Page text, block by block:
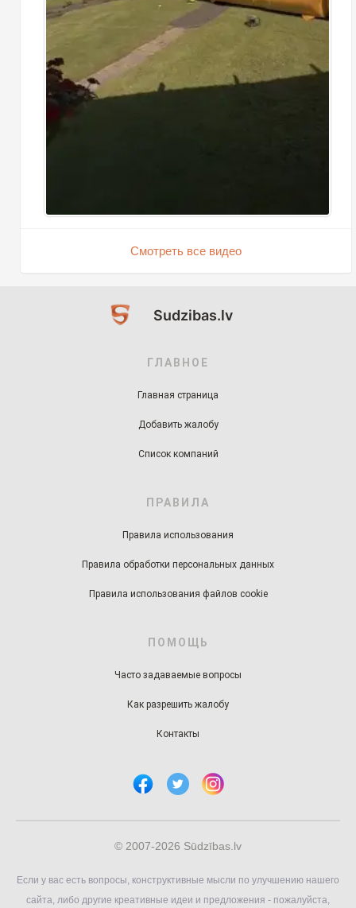
Смотреть все видео
Sudzibas.lv
ГЛАВНОЕ
Главная страница
Добавить жалобу
Список компаний
ПРАВИЛА
Правила использования
Правила обработки персональных данных
Правила использования файлов cookie
ПОМОЩЬ
Часто задаваемые вопросы
Как разрешить жалобу
Контакты
© 2007-2026 Sūdzības.lv
Если у вас есть вопросы, конструктивные мысли по улучшению нашего
сайта, либо другие креативные идеи и предложения - пожалуйста,